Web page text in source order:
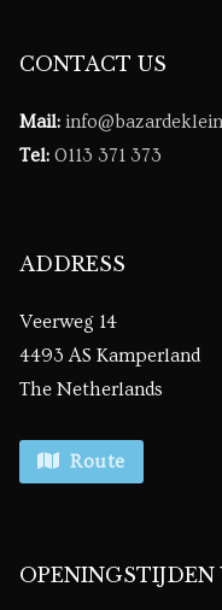
CONTACT US
Mail:
Tel: 0113 371 373
ADDRESS
Veerweg 14
4493 AS Kamperland
The Netherlands
Route
OPENINGSTIJDEN